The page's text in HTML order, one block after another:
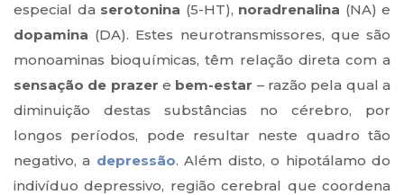
especial da serotonina (5-HT), noradrenalina (NA) e
dopamina (DA). Estes neurotransmissores, que são
monoaminas bioquímicas, têm relação direta com a
sensação de prazer e bem-estar – razão pela qual a
diminuição destas substâncias no cérebro, por
longos períodos, pode resultar neste quadro tão
negativo, a depressão. Além disto, o hipotálamo do
indivíduo depressivo, região cerebral que coordena